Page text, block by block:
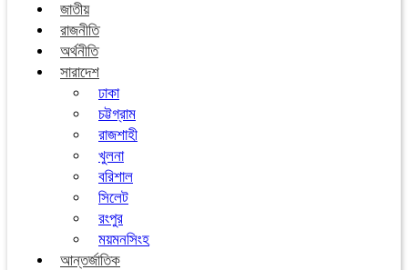
জাতীয়
রাজনীতি
অর্থনীতি
সারাদেশ
ঢাকা
চট্টগ্রাম
রাজশাহী
খুলনা
বরিশাল
সিলেট
রংপুর
ময়মনসিংহ
আন্তর্জাতিক